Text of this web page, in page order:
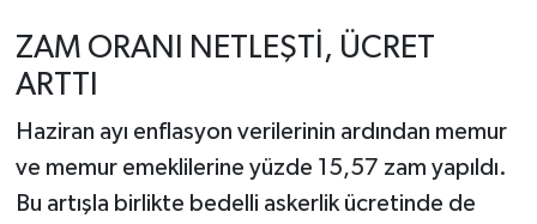
ZAM ORANI NETLEŞTİ, ÜCRET
ARTTI
Haziran ayı enflasyon verilerinin ardından memur
ve memur emeklilerine yüzde 15,57 zam yapıldı.
Bu artışla birlikte bedelli askerlik ücretinde de